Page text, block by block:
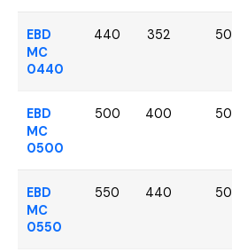
EBD
MC
0440
440 352
EBD
MC
0500
500 400
EBD
MC
0550
550 440